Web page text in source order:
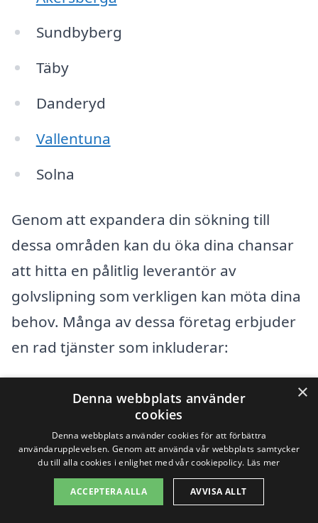
Sundbyberg
Täby
Danderyd
Vallentuna
Solna
Genom att expandera din sökning till
dessa områden kan du öka dina chansar
att hitta en pålitlig leverantör av
golvslipning som verkligen kan möta dina
behov. Många av dessa företag erbjuder
en rad tjänster som inkluderar:
Professionell rådgivning om golvtyper
och slipningstekniker
Kostnadsfria offerter för att jämföra
priser
×
Denna webbplats använder
cookies
Denna webbplats använder cookies för att förbättra
användarupplevelsen. Genom att använda vår webbplats samtycker
du till alla cookies i enlighet med vår cookiepolicy. Läs mer
ACCEPTERA ALLA AVVISA ALLT